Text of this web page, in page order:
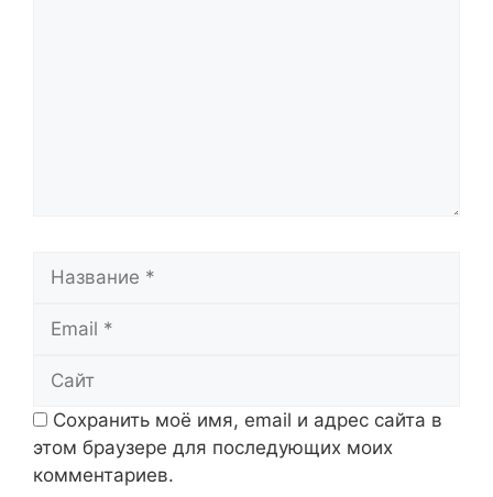
Название
Email
Сайт
Сохранить моё имя, email и адрес сайта в
этом браузере для последующих моих
комментариев.